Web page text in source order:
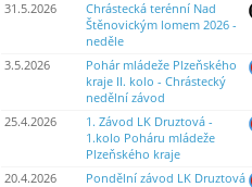
31.5.2026
Chrástecká terénní Nad
Štěnovickým lomem 2026 -
neděle
3.5.2026
Pohár mládeže Plzeňského
kraje II. kolo - Chrástecký
nedělní závod
25.4.2026
1. Závod LK Druztová -
1.kolo Poháru mládeže
Plzeňského kraje
20.4.2026 Pondělní závod LK Druztová